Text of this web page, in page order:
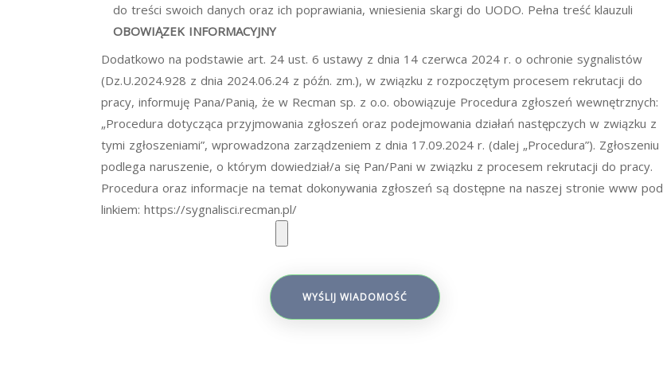
do treści swoich danych oraz ich poprawiania, wniesienia skargi do UODO. Pełna treść klauzuli
OBOWIĄZEK INFORMACYJNY
Dodatkowo na podstawie art. 24 ust. 6 ustawy z dnia 14 czerwca 2024 r. o ochronie sygnalistów
(Dz.U.2024.928 z dnia 2024.06.24 z późn. zm.), w związku z rozpoczętym procesem rekrutacji do
pracy, informuję Pana/Panią, że w Recman sp. z o.o. obowiązuje Procedura zgłoszeń wewnętrznych:
„Procedura dotycząca przyjmowania zgłoszeń oraz podejmowania działań następczych w związku z
tymi zgłoszeniami”, wprowadzona zarządzeniem z dnia 17.09.2024 r. (dalej „Procedura”). Zgłoszeniu
podlega naruszenie, o którym dowiedział/a się Pan/Pani w związku z procesem rekrutacji do pracy.
Procedura oraz informacje na temat dokonywania zgłoszeń są dostępne na naszej stronie www pod
linkiem: https://sygnalisci.recman.pl/